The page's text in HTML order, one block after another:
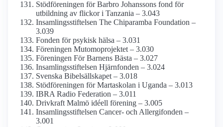
Stödföreningen för Barbro Johanssons fond för
utbildning av flickor i Tanzania – 3.043
Insamlings­stiftelsen The Chiparamba Foundation –
3.039
Fonden för psykisk hälsa – 3.031
Föreningen Mutomoprojektet – 3.030
Föreningen För Barnens Bästa – 3.027
Insamlings­stiftelsen Hjärnfonden – 3.024
Svenska Bibelsällskapet – 3.018
Stödföreningen för Martaskolan i Uganda – 3.013
IBRA Radio Federation – 3.011
Drivkraft Malmö idéell förening – 3.005
Insamlings­stiftelsen Cancer- och Allergifonden –
3.001